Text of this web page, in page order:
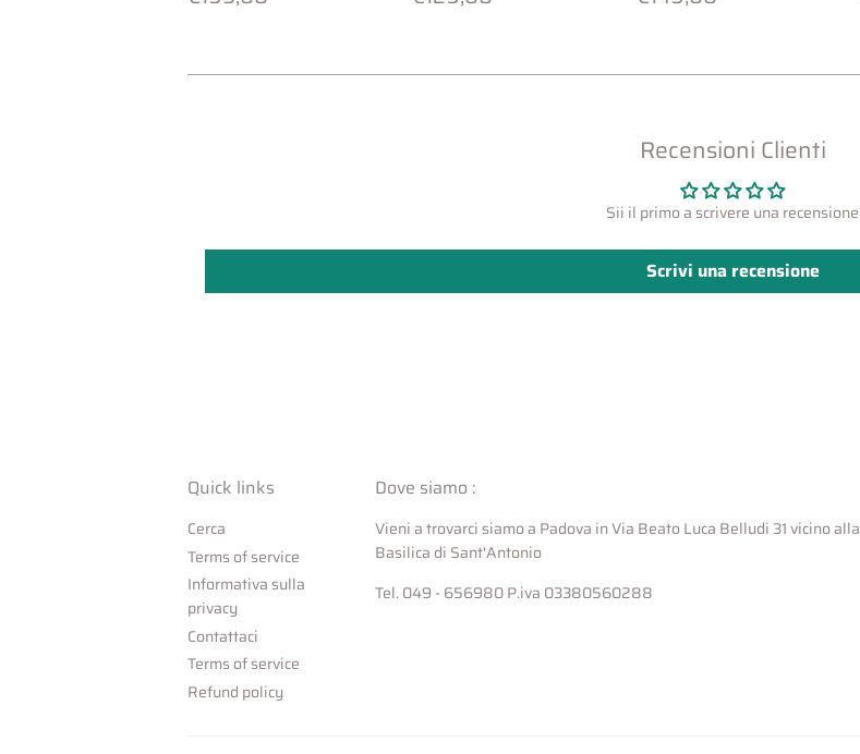
Recensioni Clienti
Sii il primo a scrivere una recensione
Scrivi una recensione
Quick links
Cerca
Terms of service
Informativa sulla
privacy
Contattaci
Terms of service
Refund policy
Dove siamo :
Vieni a trovarci siamo a Padova in Via Beato Luca Belludi 31 vicino alla
Basilica di Sant'Antonio
Tel. 049 - 656980 P.iva 03380560288